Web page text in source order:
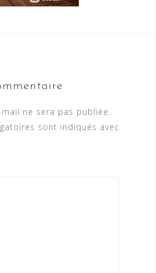
ne sera pas publiée.
sont indiqués avec